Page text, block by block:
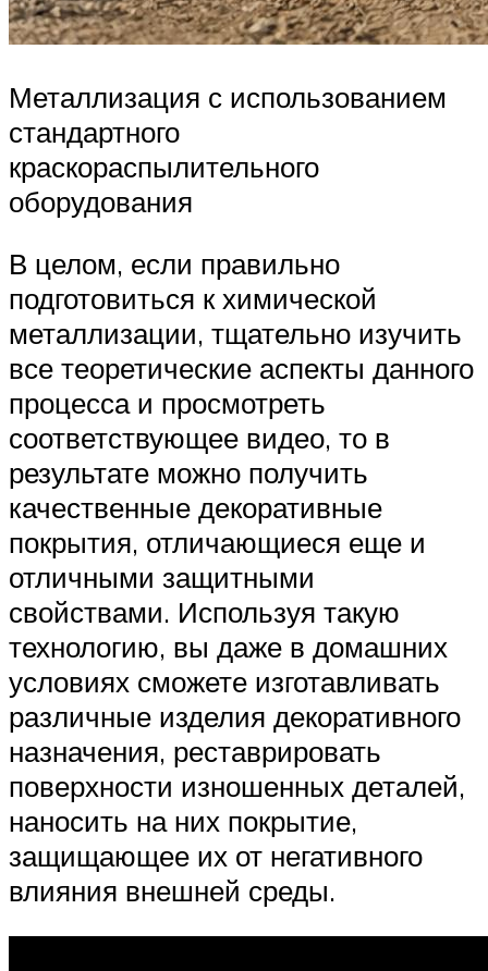
Металлизация с использованием
стандартного
краскораспылительного
оборудования
В целом, если правильно
подготовиться к химической
металлизации, тщательно изучить
все теоретические аспекты данного
процесса и просмотреть
соответствующее видео, то в
результате можно получить
качественные декоративные
покрытия, отличающиеся еще и
отличными защитными
свойствами. Используя такую
технологию, вы даже в домашних
условиях сможете изготавливать
различные изделия декоративного
назначения, реставрировать
поверхности изношенных деталей,
наносить на них покрытие,
защищающее их от негативного
влияния внешней среды.